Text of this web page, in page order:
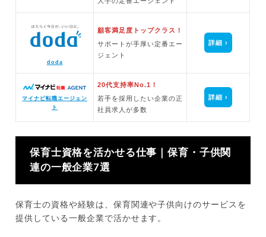
doda
顧客満足度トップクラス！
サポートが手厚い定番エー
ジェント
詳細
マイナビ転職エージェン
ト
20代支持率No.1！
若手を採用したい企業の正
社員求人が多数
詳細
保育士資格を活かせる仕事｜保育・子供関
連の一般企業7選
保育士の資格や経験は、保育関連や子供向けのサービスを
提供している一般企業で活かせます。